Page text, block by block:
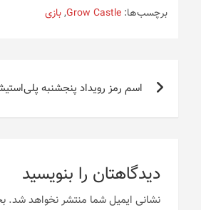
برچسب‌ها: Grow Castle
,بازی
راهبری
نوشتهاسم رمز رویداد پنجشنبه‌
دیدگاهتان را بنویسید
نشانی ایمیل شما منتشر نخواهد شد.